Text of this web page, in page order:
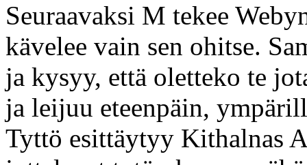
Seuraavaksi M tekee
kävelee vain sen ohitse.
ja kysyy, että oletteko te
ja leijuu eteenpäin,
Tyttö esittäytyy Kithalnas